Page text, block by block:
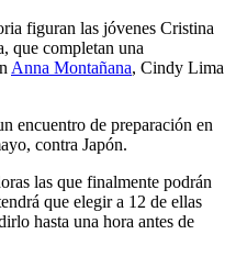
figuran las jóvenes Cristina
que completan una
Anna Montañana, Cindy Lima
encuentro de preparación en
contra Japón.
las que finalmente podrán
que elegir a 12 de ellas
hasta una hora antes de